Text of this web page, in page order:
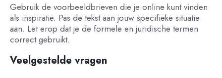
Gebruik de voorbeeldbrieven die je online kunt vinden
als inspiratie. Pas de tekst aan jouw specifieke situatie
aan. Let erop dat je de formele en juridische termen
correct gebruikt.
Veelgestelde vragen